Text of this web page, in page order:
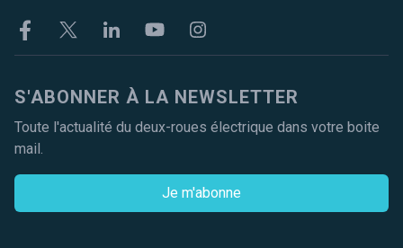
FacebookTwitter LinkekinYoutubeInstagram
S'ABONNER À LA NEWSLETTER
Toute l'actualité du deux-roues électrique dans votre boite
mail.
Je m'abonne